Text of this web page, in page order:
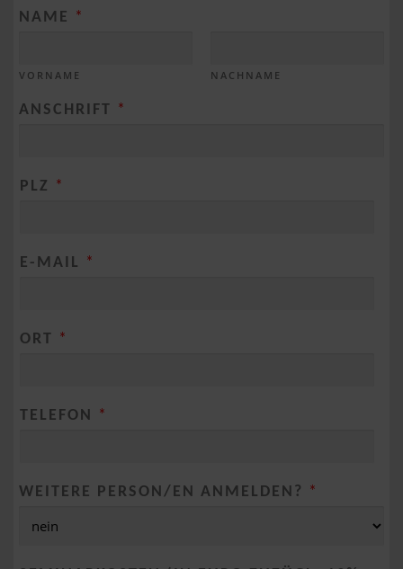
NAME *
VORNAME NACHNAME
ANSCHRIFT *
PLZ *
E-MAIL *
ORT *
TELEFON *
WEITERE PERSON/EN ANMELDEN? *